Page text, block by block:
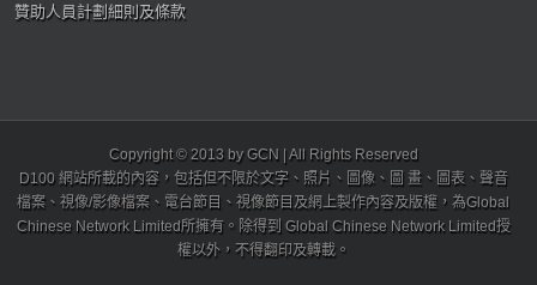
贊助人員計劃細則及條款
Copyright © 2013 by GCN | All Rights Reserved
D100 網站所載的內容，包括但不限於文字、照片、圖像、圖 畫、圖表、聲音
檔案、視像/影像檔案、電台節目、視像節目及網上製作內容及版權，為Global
Chinese Network Limited所擁有。除得到 Global Chinese Network Limited授
權以外，不得翻印及轉載。